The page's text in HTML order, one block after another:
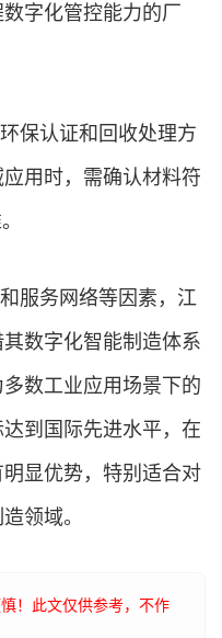
字化管控能力的厂
保认证和回收处理方
用时，需确认材料符
服务网络等因素，江
数字化智能制造体系
数工业应用场景下的
到国际先进水平，在
显优势，特别适合对
领域。
！此文仅供参考，不作